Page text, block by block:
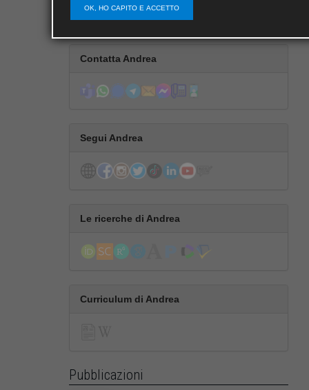
Contatta Andrea
Segui Andrea
Le ricerche di Andrea
Curriculum di Andrea
Pubblicazioni
OK, HO CAPITO E ACCETTO